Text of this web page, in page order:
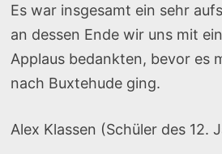
Es war insgesamt ein sehr
an dessen Ende wir uns mit
Applaus bedankten, bevor es
nach Buxtehude ging.
Alex Klassen (Schüler des 12.